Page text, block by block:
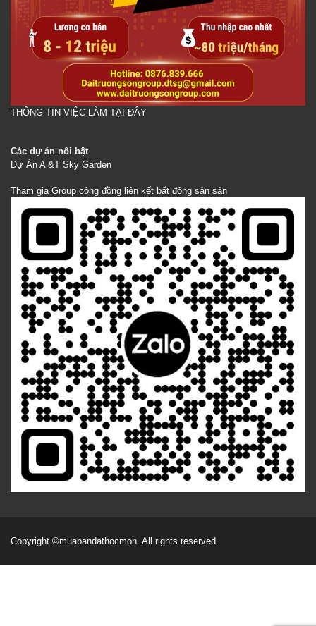
THÔNG TIN VIỆC LÀM TẠI ĐÂY
Các dự án nổi bật
Dự Án A &T Sky Garden
Tham gia Group cộng đồng liên kết bất động sản sản
Copyright ©muabandathocmon. All rights reserved.